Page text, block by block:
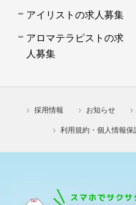
アイリストの求人募集
アロマテラピストの求
人募集
採用情報 お知らせ
利用規約・個人情報保